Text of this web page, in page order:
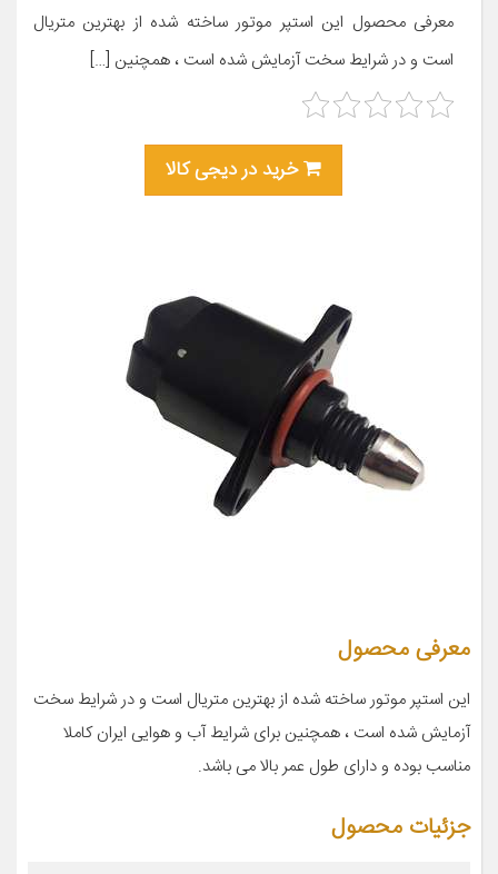
معرفی محصول این استپر موتور ساخته شده از بهترین متریال
است و در شرایط سخت آزمایش شده است ، همچنین […]
خرید در دیجی کالا
معرفی محصول
این استپر موتور ساخته شده از بهترین متریال است و در شرایط سخت
آزمایش شده است ، همچنین برای شرایط آب و هوایی ایران کاملا
مناسب بوده و دارای طول عمر بالا می باشد.
جزئیات محصول